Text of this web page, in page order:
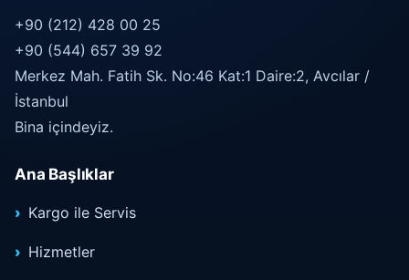
+90 (212) 428 00 25
+90 (544) 657 39 92
Merkez Mah. Fatih Sk. No:46 Kat:1 Daire:2, Avcılar /
İstanbul
Bina içindeyiz.
Ana Başlıklar
Kargo ile Servis
Hizmetler